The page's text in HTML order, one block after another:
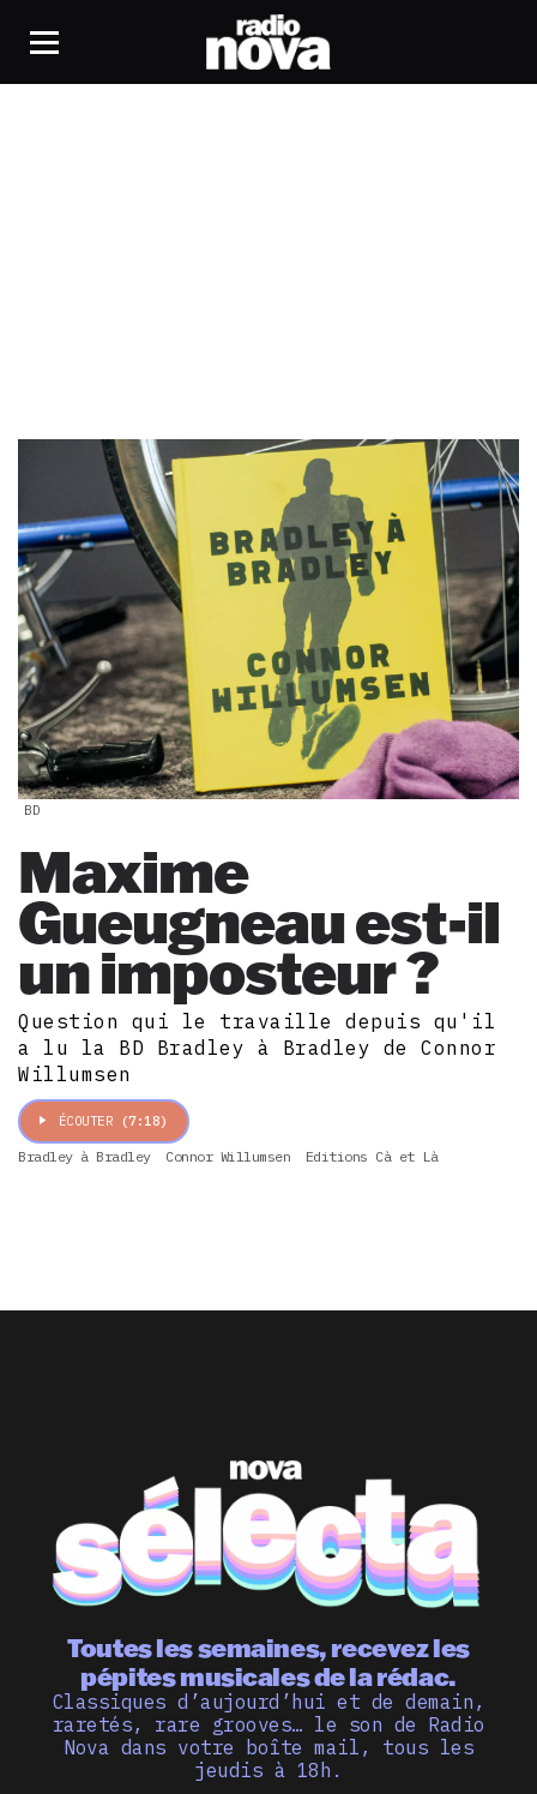
BD
Maxime
Gueugneau est-il
un imposteur ?
Question qui le travaille depuis qu'il
a lu la BD Bradley à Bradley de Connor
Willumsen
ÉCOUTER (7:18)
Bradley à Bradley Connor Willumsen Editions Cà et Là
Toutes les semaines, recevez les
pépites musicales de la rédac.
Classiques d’aujourd’hui et de demain,
raretés, rare grooves… le son de Radio
Nova dans votre boîte mail, tous les
jeudis à 18h.